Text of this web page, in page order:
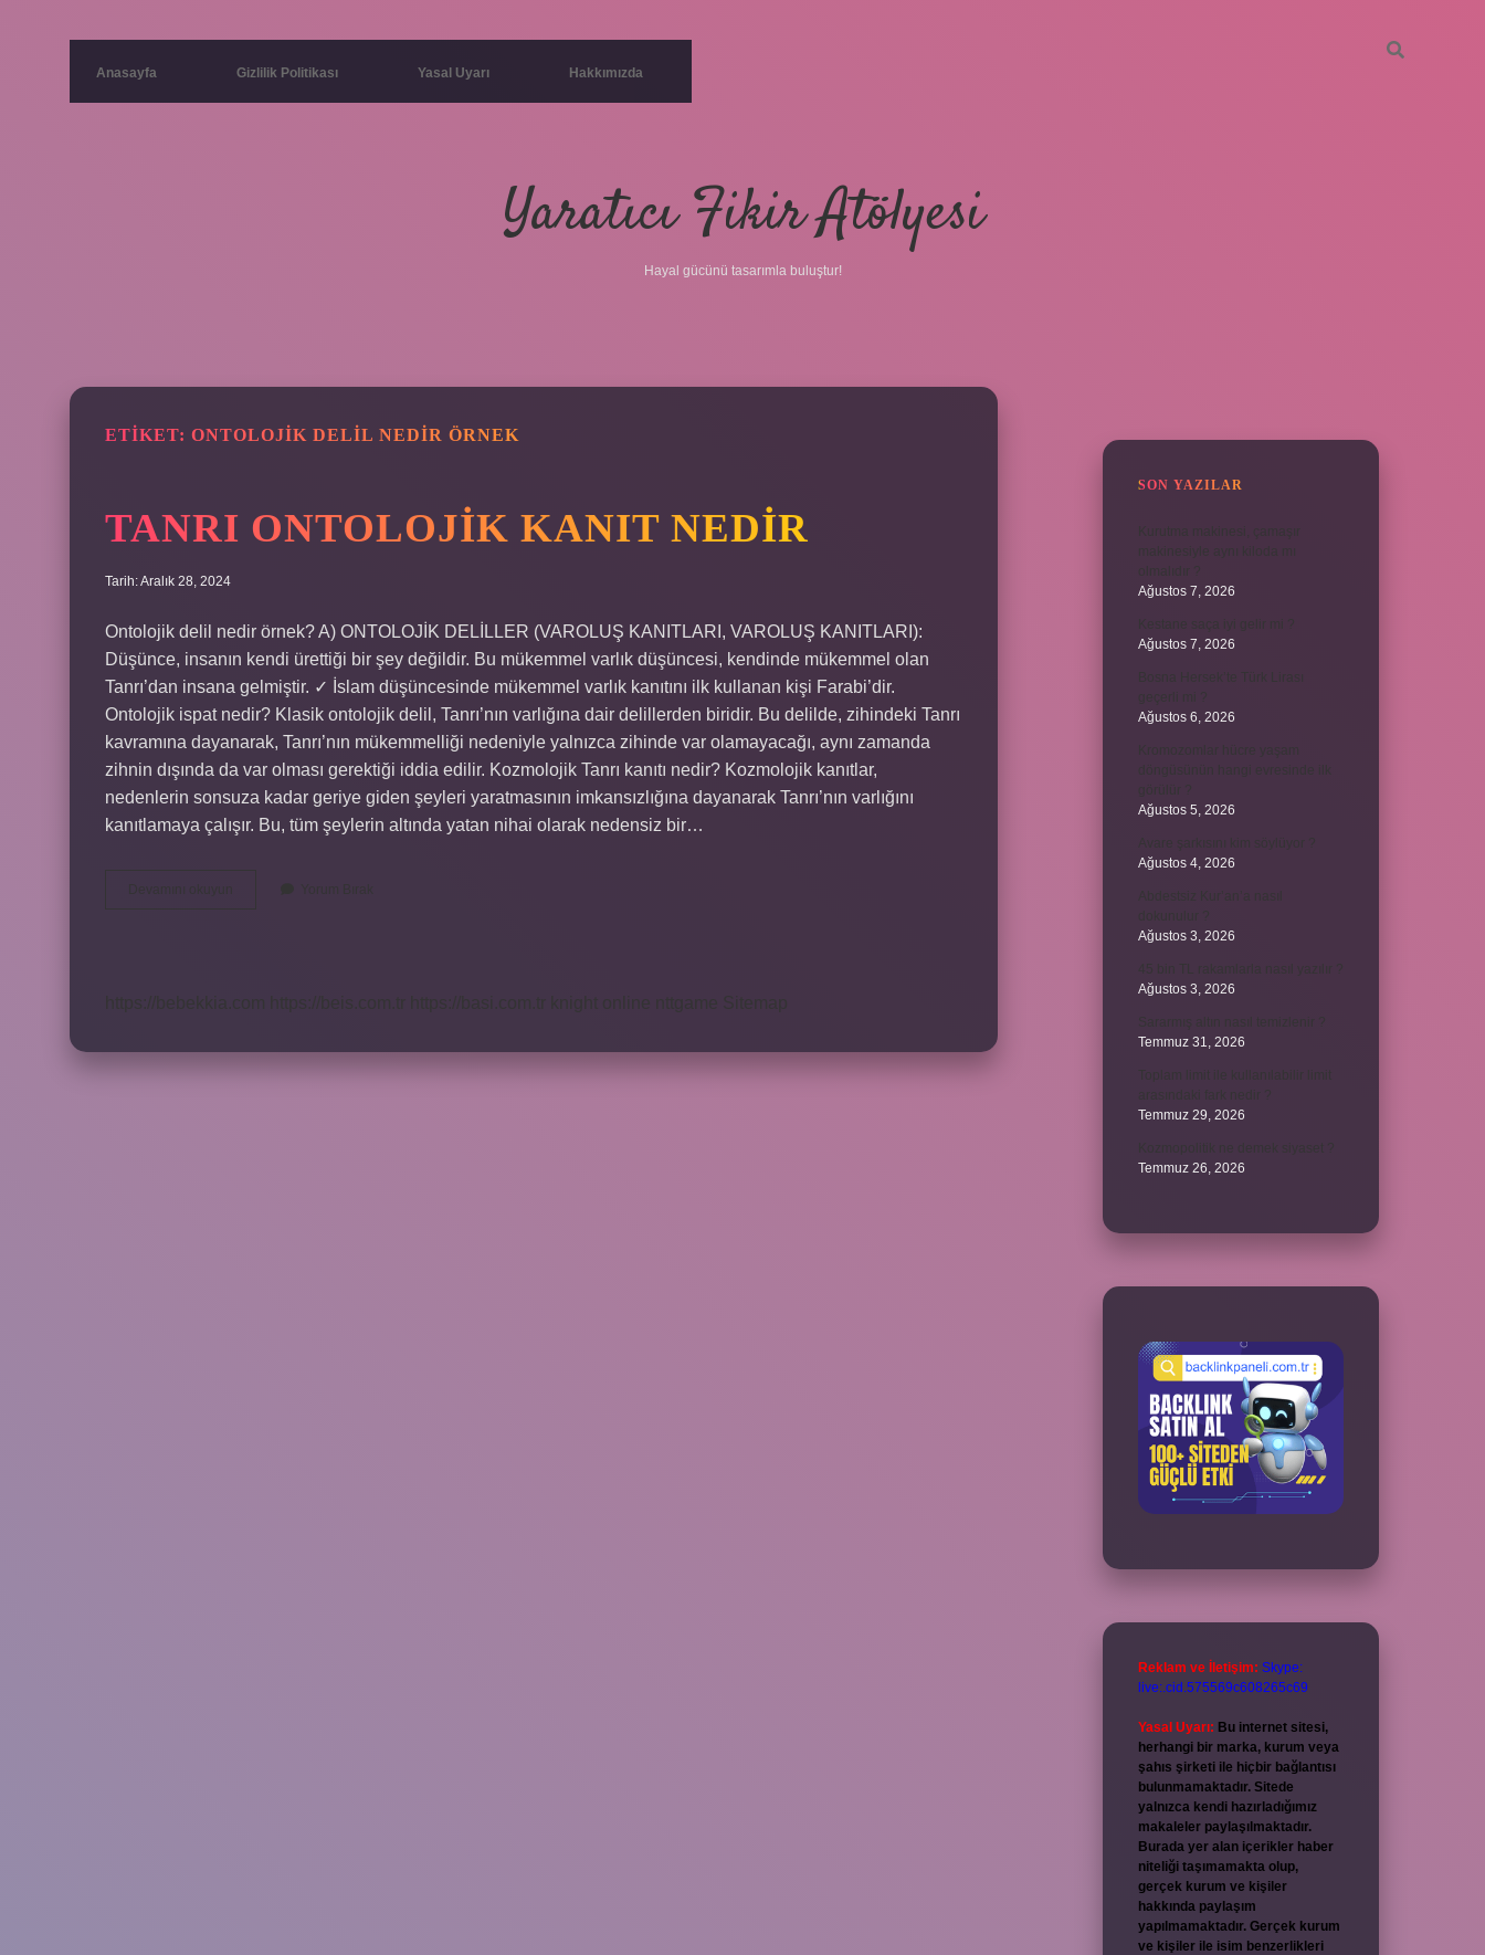
Anasayfa Gizlilik Politikası Yasal Uyarı Hakkımızda
Yaratıcı Fikir Atölyesi
Hayal gücünü tasarımla buluştur!
ETIKET: ONTOLOJIK DELIL NEDIR ÖRNEK
TANRI ONTOLOJIK KANIT NEDIR
Tarih: Aralık 28, 2024
Ontolojik delil nedir örnek? A) ONTOLOJİK DELİLLER (VAROLUŞ KANITLARI, VAROLUŞ KANITLARI):
Düşünce, insanın kendi ürettiği bir şey değildir. Bu mükemmel varlık düşüncesi, kendinde mükemmel olan
Tanrı’dan insana gelmiştir. ✓ İslam düşüncesinde mükemmel varlık kanıtını ilk kullanan kişi Farabi’dir.
Ontolojik ispat nedir? Klasik ontolojik delil, Tanrı’nın varlığına dair delillerden biridir. Bu delilde, zihindeki Tanrı
kavramına dayanarak, Tanrı’nın mükemmelliği nedeniyle yalnızca zihinde var olamayacağı, aynı zamanda
zihnin dışında da var olması gerektiği iddia edilir. Kozmolojik Tanrı kanıtı nedir? Kozmolojik kanıtlar,
nedenlerin sonsuza kadar geriye giden şeyleri yaratmasının imkansızlığına dayanarak Tanrı’nın varlığını
kanıtlamaya çalışır. Bu, tüm şeylerin altında yatan nihai olarak nedensiz bir…
SON YAZILAR
Ağustos 7, 2026
Ağustos 7, 2026
Ağustos 6, 2026
Ağustos 5, 2026
Ağustos 4, 2026
Ağustos 3, 2026
Ağustos 3, 2026
Temmuz 31, 2026
Temmuz 29, 2026
Temmuz 26, 2026
Reklam ve İletişim: Skype:
live:.cid.575569c608265c69
Yasal Uyarı: Bu internet sitesi,
herhangi bir marka, kurum veya
şahıs şirketi ile hiçbir bağlantısı
bulunmamaktadır. Sitede
yalnızca kendi hazırladığımız
makaleler paylaşılmaktadır.
Burada yer alan içerikler haber
niteliği taşımamakta olup,
gerçek kurum ve kişiler
hakkında paylaşım
yapılmamaktadır. Gerçek kurum
ve kişiler ile isim benzerlikleri